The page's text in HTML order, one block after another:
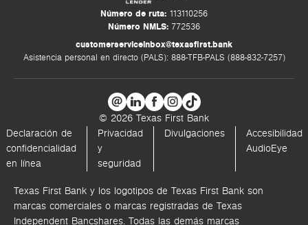
Número de ruta: 113110256
Número NMLS: 772536
customerserviceinbox@texasfirst.bank
Asistencia personal en directo (PALS): 888-TFB-PALS (888-832-7257)
© 2026 Texas First Bank
Declaración de
confidencialidad
en línea
Privacidad
y
seguridad
Divulgaciones
Accesibilidad
AudioEye
Texas First Bank y los logotipos de Texas First Bank son
marcas comerciales o marcas registradas de Texas
Independent Bancshares. Todas las demás marcas